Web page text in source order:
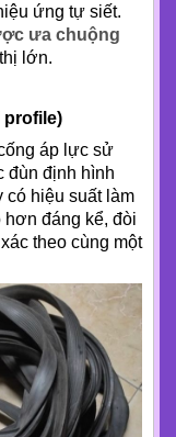
ứng tự siết.
ưa chuộng
lớn.
profile)
áp lực sử
đùn định hình
có hiệu suất làm
hơn đáng kể, đòi
theo cùng một